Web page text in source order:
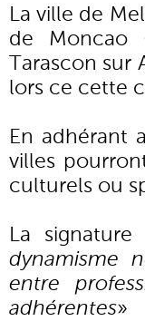
La ville de
de Moncao
Tarascon sur
lors ce cette
En adhérant
villes
culturels ou
La
dynamisme
entre
adhérentes»